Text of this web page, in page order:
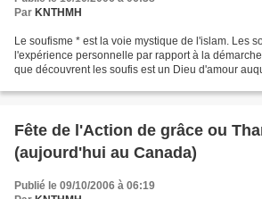
Par KNTHMH
Le soufisme * est la voie mystique de l'islam. Les
l'expérience personnelle par rapport à la
que découvrent les soufis est un Dieu d'amour
Fête de l'Action de grâce ou
(aujourd'hui au Canada)
Publié le 09/10/2006 à 06:19